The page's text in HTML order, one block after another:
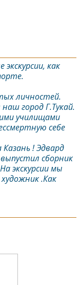
как
личностей.
город Г.Тукай.
училищами
себе
Казань! Эдвард
сборник
экскурсии мы
.Как